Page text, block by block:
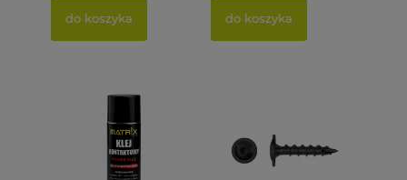
do koszyka do koszyka